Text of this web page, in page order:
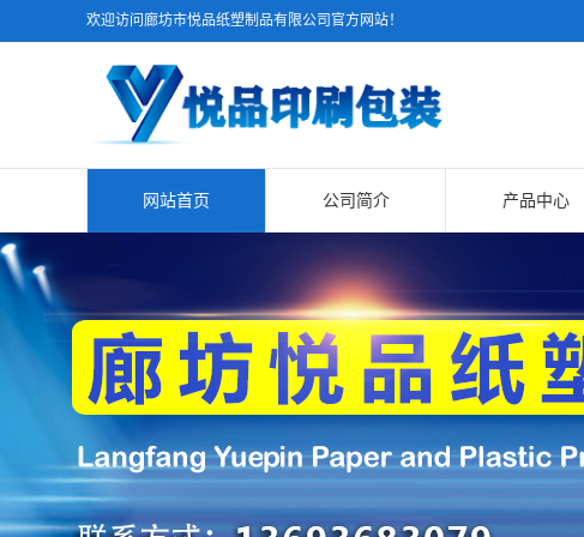
欢迎访问廊坊市悦品纸塑制品有限公司官方网站！
网站首页 公司简介 产品中心